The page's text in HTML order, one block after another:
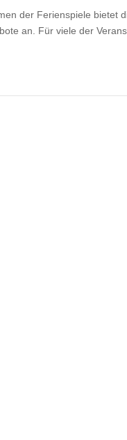
der Ferienspiele bietet
an. Für viele der